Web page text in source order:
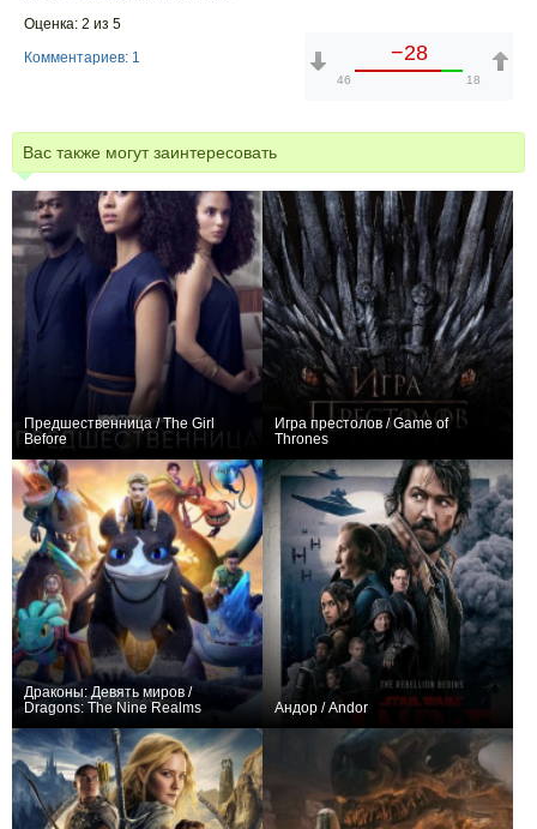
Оценка: 2 из 5
Комментариев: 1
−28
46 18
Вас также могут заинтересовать
Предшественница / The Girl
Before
Игра престолов / Game of
Thrones
Драконы: Девять миров /
Dragons: The Nine Realms
Андор / Andor